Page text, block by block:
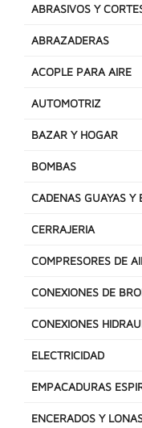
ABRASIVOS Y
ABRAZADERAS
ACOPLE PARA AIRE
AUTOMOTRIZ
BAZAR Y HOGAR
BOMBAS
CADENAS GUAYAS Y
CERRAJERIA
COMPRESORES DE
CONEXIONES DE
CONEXIONES
ELECTRICIDAD
EMPACADURAS
ENCERADOS Y